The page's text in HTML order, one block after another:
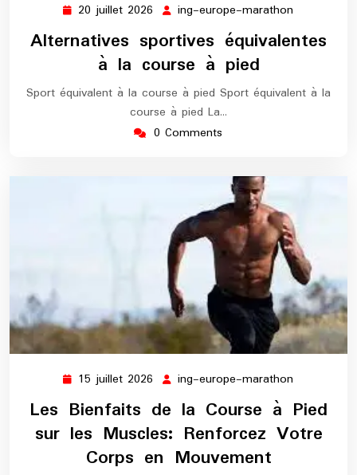
20 juillet 2026 20
juillet
2026
ing-europe-marathon
europe-
marathon
Alternatives sportives équivalentes
à la course à pied
Sport équivalent à la course à pied Sport équivalent à la
course à pied La…
0 Comments
15 juillet 2026 15
juillet
2026
ing-europe-marathon
europe-
marathon
Les Bienfaits de la Course à Pied
sur les Muscles: Renforcez Votre
Corps en Mouvement